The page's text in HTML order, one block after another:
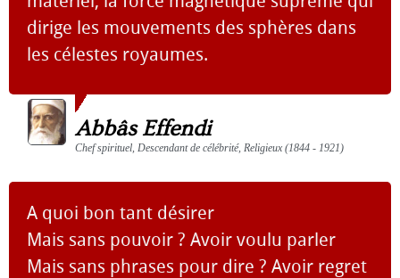
dirige les mouvements des sphères dans
les célestes royaumes.
Abbâs Effendi
Chef spirituel, Descendant de célébrité, Religieux (1844 - 1921)
A quoi bon tant désirer
Mais sans pouvoir ? Avoir voulu parler
Mais sans phrases pour dire ? Avoir regret